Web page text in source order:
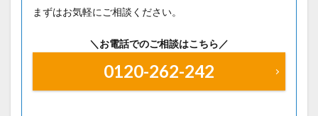
まずはお気軽にご相談ください。
＼お電話でのご相談はこちら／
0120-262-242